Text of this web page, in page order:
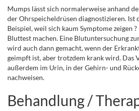
Mumps lässt sich normalerweise anhand
der Ohrspeicheldrüsen diagnostizieren. Ist
Beispiel, weil sich kaum Symptome zeigen
Bluttest machen. Eine Blutuntersuchung
wird auch dann gemacht, wenn der
geimpft ist, aber trotzdem krank wird. Das
außerdem im Urin, in der Gehirn- und
nachweisen.
Behandlung /